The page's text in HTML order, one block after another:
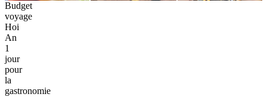
Budget
voyage
Hoi
An
1
jour
pour
la
gastronomie